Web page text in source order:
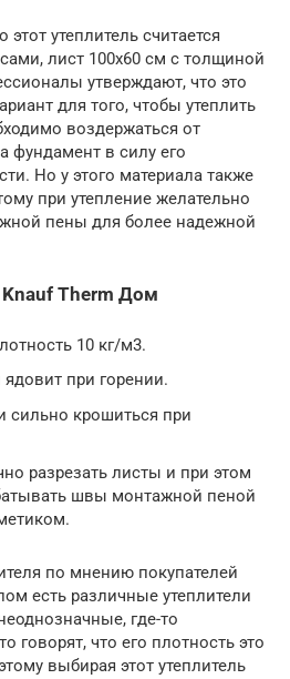
утеплитель считается
лист 100х60 см с толщиной
утверждают, что это
для того, чтобы утеплить
воздержаться от
фундамент в силу его
Но у этого материала также
при утепление желательно
пены для более надежной
Therm Дом
10 кг/м3.
при горении.
сильно крошиться при
разрезать листы и при этом
швы монтажной пеной
по мнению покупателей
есть различные утеплители
где-то
говорят, что его плотность это
выбирая этот утеплитель